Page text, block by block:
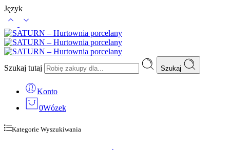
Język
Szukaj tutaj Szukaj
Konto
0Wózek
Kategorie Wyszukiwania